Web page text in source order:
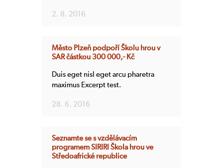
2. 8. 2016
Město Plzeň podpoří Školu hrou v
SAR částkou 300 000,- Kč
Duis eget nisl eget arcu pharetra
maximus Excerpt test.
28. 6. 2016
Seznamte se s vzdělávacím
programem SIRIRI Škola hrou ve
Středoafrické republice